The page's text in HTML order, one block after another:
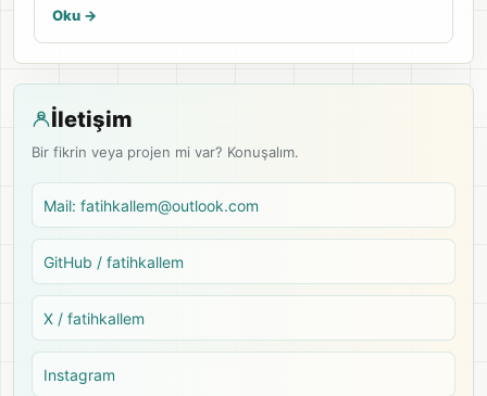
Oku ->
İletişim
Bir fikrin veya projen mi var? Konuşalım.
Mail: fatihkallem@outlook.com
GitHub / fatihkallem
X / fatihkallem
Instagram